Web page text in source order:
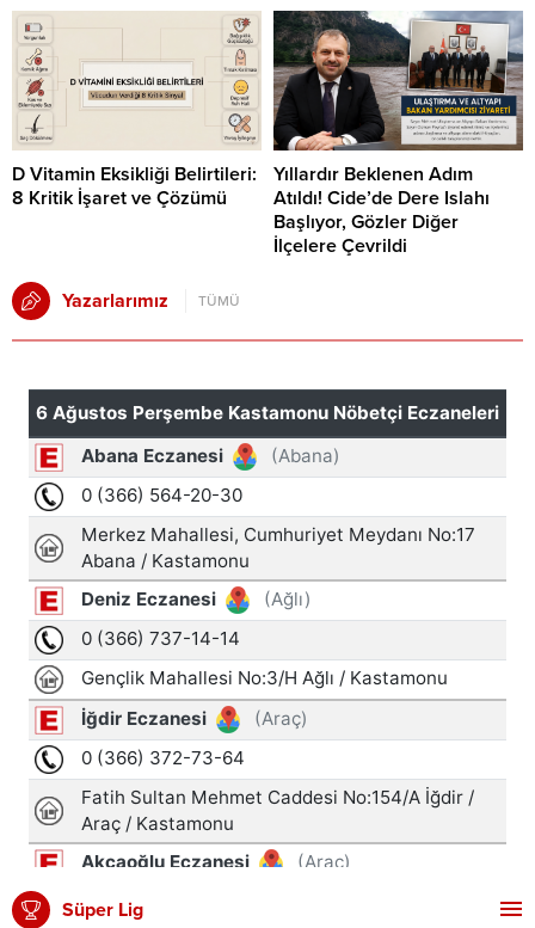
D Vitamin Eksikliği Belirtileri:
8 Kritik İşaret ve Çözümü
Yıllardır Beklenen Adım
Atıldı! Cide’de Dere Islahı
Başlıyor, Gözler Diğer
İlçelere Çevrildi
Yazarlarımız TÜMÜ
Süper Lig